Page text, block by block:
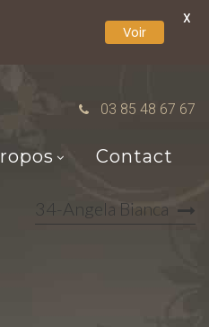
03 85 48 67 67
Contact
34-Angela Bianca
Voir
X